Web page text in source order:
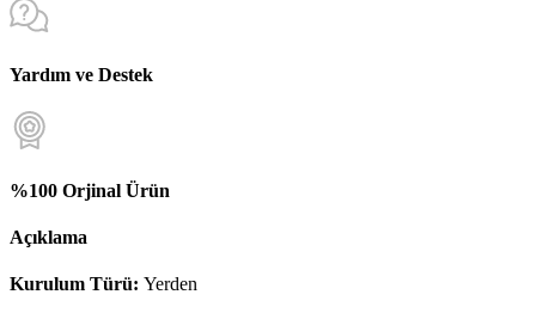
Yardım ve Destek
%100 Orjinal Ürün
Açıklama
Kurulum Türü: Yerden